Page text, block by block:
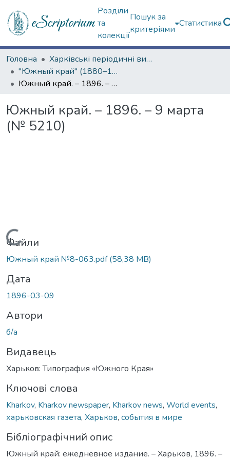
Розділи
та
колекції
Пошук за
критеріями
Статистика
Головна
Харківські періодичні видання
"Южный край" (1880–1919 гг.)
Южный край. – 1896. – 9 марта (№ 5210)
Южный край. – 1896. – 9 марта
(№ 5210)
Вантажиться...
Файли
Южный край №8-063.pdf(58,38 MB)
Дата
1896-03-09
Автори
б/а
Видавець
Харьков: Типография «Южного Края»
Ключові слова
Kharkov, Kharkov newspaper, Kharkov news, World events,
харьковская газета, Харьков, события в мире
Бібліографічний опис
Южный край: ежедневное издание. – Харьков, 1896. –